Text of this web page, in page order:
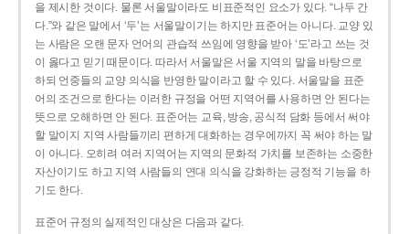
을 제시한 것이다. 물론 서울말이라도 비표준적인 요소가 있다. “나두 간
다.”와 같은 말에서 ‘두’는 서울말이기는 하지만 표준어는 아니다. 교양 있
는 사람은 오랜 문자 언어의 관습적 쓰임에 영향을 받아 ‘도’라고 쓰는 것
이 옳다고 믿기 때문이다. 따라서 서울말은 서울 지역의 말을 바탕으로
하되 언중들의 교양 의식을 반영한 말이라고 할 수 있다. 서울말을 표준
어의 조건으로 한다는 이러한 규정을 어떤 지역어를 사용하면 안 된다는
뜻으로 오해하면 안 된다. 표준어는 교육, 방송, 공식적 담화 등에서 써야
할 말이지 지역 사람들끼리 편하게 대화하는 경우에까지 꼭 써야 하는 말
이 아니다. 오히려 여러 지역어는 지역의 문화적 가치를 보존하는 소중한
자산이기도 하고 지역 사람들의 연대 의식을 강화하는 긍정적 기능을 하
기도 한다.
표준어 규정의 실제적인 대상은 다음과 같다.